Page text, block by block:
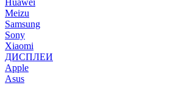
Huawei
Meizu
Samsung
Sony
Xiaomi
ДИСПЛЕИ
Apple
Asus